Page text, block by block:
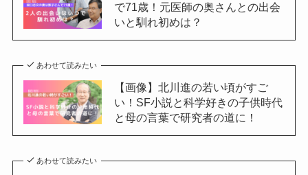
で71歳！元医師の奥さんとの出会
いと馴れ初めは？
あわせて読みたい
【画像】北川進の若い頃がすご
い！SF小説と科学好きの子供時代
と母の言葉で研究者の道に！
あわせて読みたい